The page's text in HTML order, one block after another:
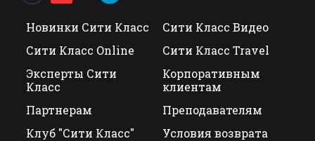
Новинки Сити Класс
Сити Класс Видео
Сити Класс Online
Сити Класс Travel
Эксперты Сити
Класс
Корпоративным
клиентам
Партнерам
Преподавателям
Клуб "Сити Класс"
Условия возврата